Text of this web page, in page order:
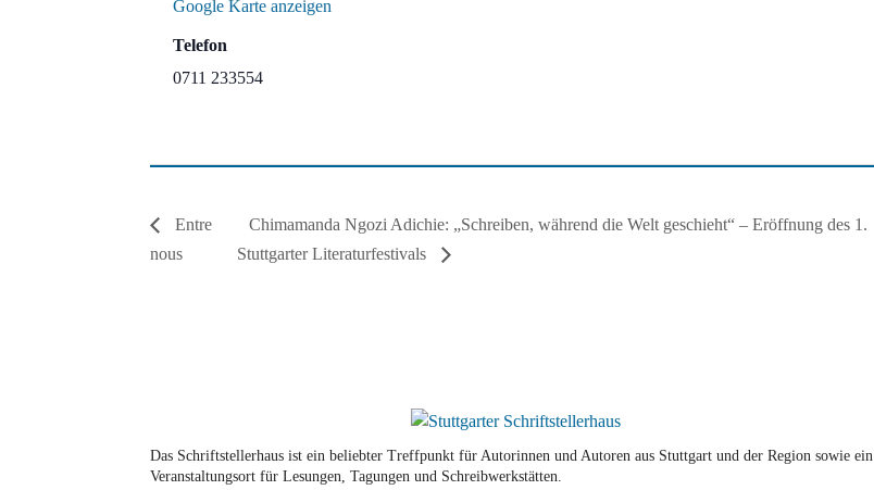
Google Karte anzeigen
Telefon
0711 233554
Entre
nous
Chimamanda Ngozi Adichie: „Schreiben, während die Welt geschieht“ – Eröffnung des 1.
Stuttgarter Literaturfestivals
Das Schriftstellerhaus ist ein beliebter Treffpunkt für Autorinnen und Autoren aus Stuttgart und der Region sowie ein
Veranstaltungsort für Lesungen, Tagungen und Schreibwerkstätten.